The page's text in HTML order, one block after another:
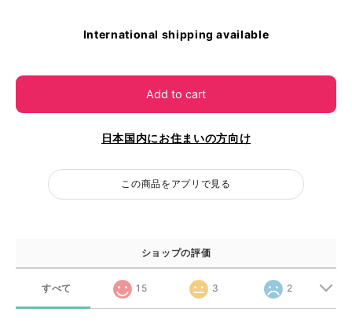
International shipping available
Add to cart
日本国内にお住まいの方向け
この商品をアプリで見る
ショップの評価
すべて 15 3 2